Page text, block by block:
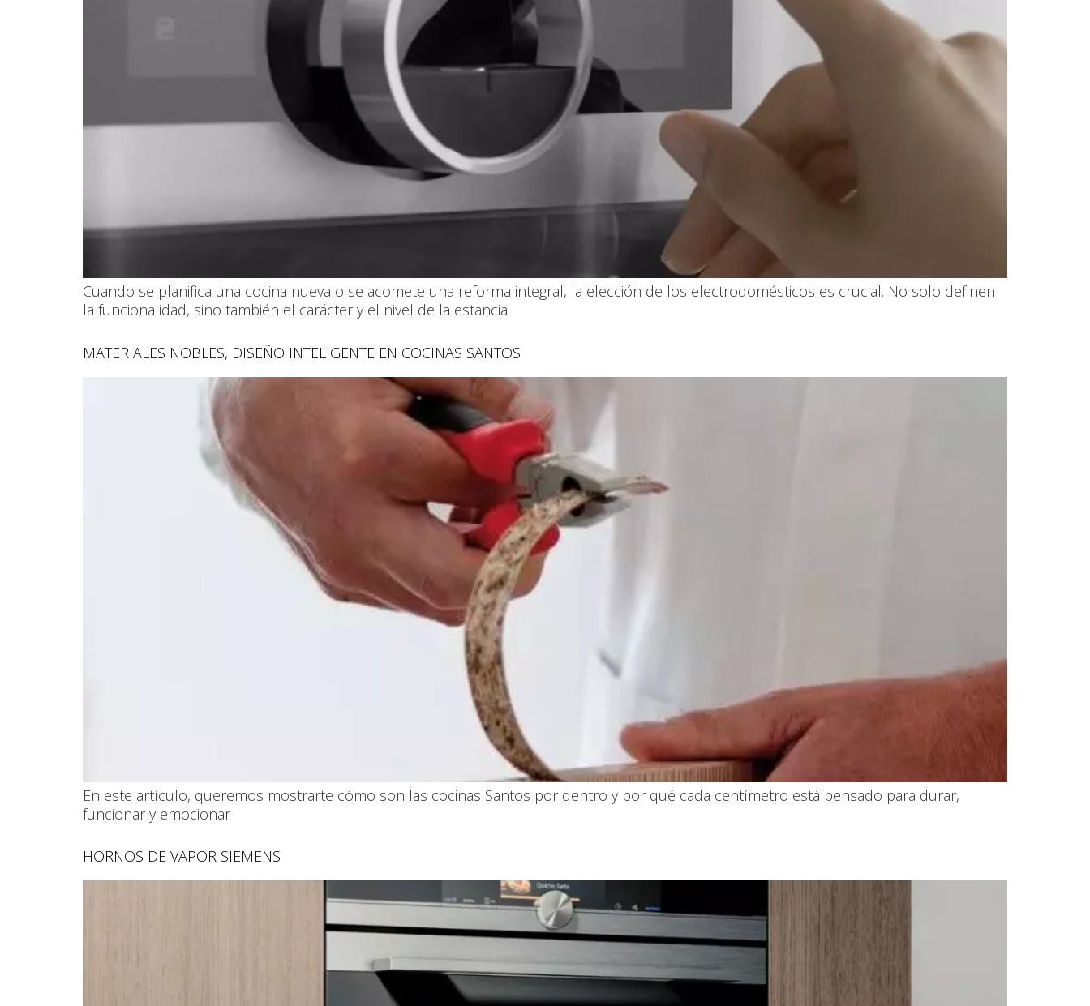
Cuando se planifica una cocina nueva o se acomete una reforma integral, la elección de los electrodomésticos es crucial. No solo definen
la funcionalidad, sino también el carácter y el nivel de la estancia.
MATERIALES NOBLES, DISEÑO INTELIGENTE EN COCINAS SANTOS
En este artículo, queremos mostrarte cómo son las cocinas Santos por dentro y por qué cada centímetro está pensado para durar,
funcionar y emocionar
HORNOS DE VAPOR SIEMENS